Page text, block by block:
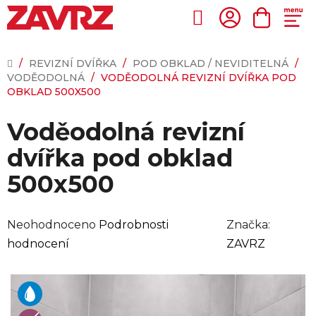
Přejít
na
Hledat
KOŠÍK
DOMŮ
/ REVIZNÍ DVÍŘKA / POD OBKLAD / NEVIDITELNÁ /
VODĚODOLNÁ / VODĚODOLNÁ REVIZNÍ DVÍŘKA POD
OBKLAD 500X500
Voděodolná revizní
dvířka pod obklad
500x500
Průměrné
hodnocení
0,0
Neohodnoceno Podrobnosti
hodnocení
Značka:
ZAVRZ